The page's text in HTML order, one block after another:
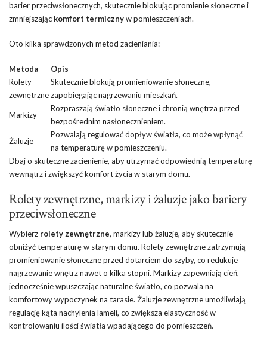
barier przeciwsłonecznych, skutecznie blokując promienie słoneczne i
zmniejszając komfort termicznyw pomieszczeniach.
Oto kilka sprawdzonych metod zacieniania:
Metoda
Opis
Rolety
zewnętrzne
Skutecznie blokują promieniowanie słoneczne,
zapobiegając nagrzewaniu mieszkań.
Markizy
Rozpraszają światło słoneczne i chronią wnętrza przed
bezpośrednim nasłonecznieniem.
Żaluzje
Pozwalają regulować dopływ światła, co może wpłynąć
na temperaturę w pomieszczeniu.
Dbaj o skuteczne zacienienie, aby utrzymać odpowiednią temperaturę
wewnątrz i zwiększyć komfort życia w starym domu.
Rolety zewnętrzne, markizy i żaluzje jako bariery
przeciwsłoneczne
Wybierz rolety zewnętrzne, markizy lub żaluzje, aby skutecznie
obniżyć temperaturę w starym domu. Rolety zewnętrzne zatrzymują
promieniowanie słoneczne przed dotarciem do szyby, co redukuje
nagrzewanie wnętrz nawet o kilka stopni. Markizy zapewniają cień,
jednocześnie wpuszczając naturalne światło, co pozwala na
komfortowy wypoczynek na tarasie. Żaluzje zewnętrzne umożliwiają
regulację kąta nachylenia lameli, co zwiększa elastyczność w
kontrolowaniu ilości światła wpadającego do pomieszczeń.